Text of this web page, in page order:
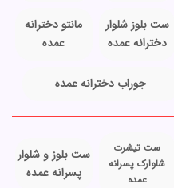
ست بلوز شلوار
دخترانه عمده
مانتو دخترانه
عمده
جوراب دخترانه عمده
ست تیشرت
شلوارک پسرانه
عمده
ست بلوز و شلوار
پسرانه عمده